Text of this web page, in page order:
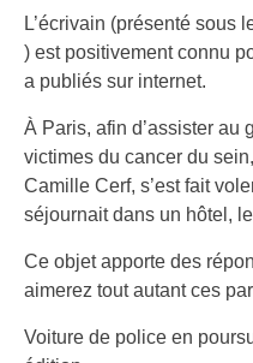
L’écrivain (présenté sous
) est positivement connu
a publiés sur internet.
À Paris, afin d’assister au
victimes du cancer du
Camille Cerf, s’est fait
séjournait dans un hôtel,
Ce objet apporte des
aimerez tout autant ces
Voiture de police en